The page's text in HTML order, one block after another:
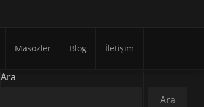
Masozler Blog İletişim
Ara
Ara